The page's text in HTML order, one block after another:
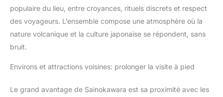
populaire du lieu, entre croyances, rituels discrets et respect
des voyageurs. L’ensemble compose une atmosphère où la
nature volcanique et la culture japonaise se répondent, sans
bruit.
Environs et attractions voisines: prolonger la visite à pied
Le grand avantage de Sainokawara est sa proximité avec les